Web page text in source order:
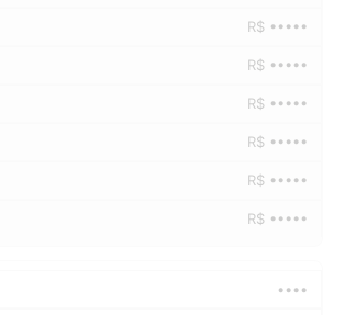
R$ •••••
R$ •••••
R$ •••••
R$ •••••
R$ •••••
R$ •••••
••••